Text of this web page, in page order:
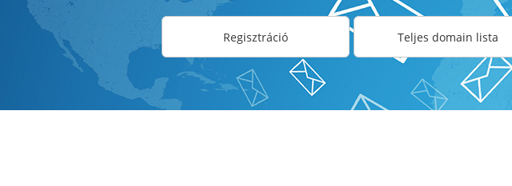
Regisztráció Teljes domain lista